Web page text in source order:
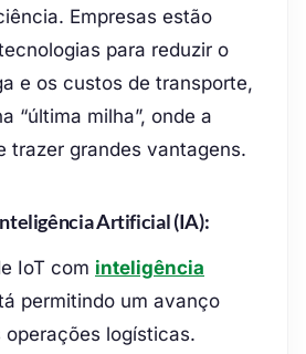
Empresas estão
para reduzir o
e os custos de transporte,
“última milha”, onde a
trazer grandes vantagens.
Artificial (IA):
IoT com inteligência
permitindo um avanço
logísticas.